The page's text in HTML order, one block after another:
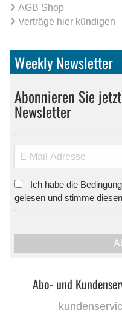
AGB Shop
Verträge hier kündigen
Weekly Newsletter
Abonnieren Sie
Newsletter
Ich habe die
gelesen und stimme
Abo- und